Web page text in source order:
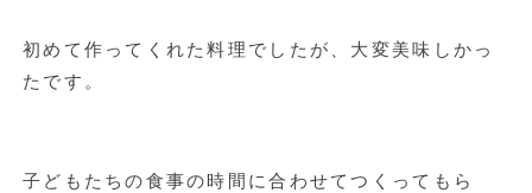
初めて作ってくれた料理でしたが、大変美味しかっ
たです。
子どもたちの食事の時間に合わせてつくってもら